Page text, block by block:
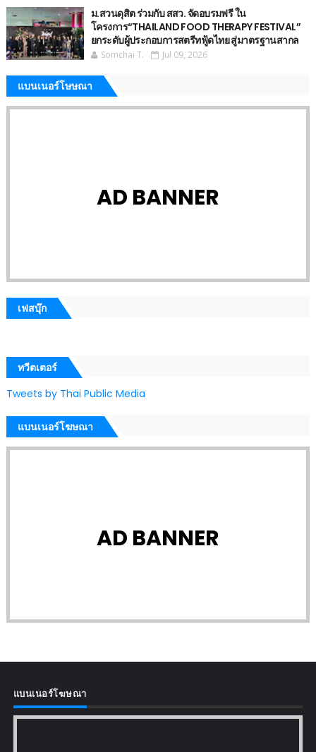
ม.สวนดุสิต ร่วมกับ สสว. จัดอบรมฟรี ใน
โครงการ“THAILAND FOOD THERAPY FESTIVAL”
ยกระดับผู้ประกอบการสตรีทฟู้ดไทย สู่มาตรฐานสากล
Somchai T. Jul 09, 2026
แบนเนอร์โษษณา
AD BANNER
เฟสบุ๊ก
ทวีตเตอร์
Tweets by Thai Public Media
แบนเนอร์โฆษณา
AD BANNER
แบนเนอร์โฆษณา